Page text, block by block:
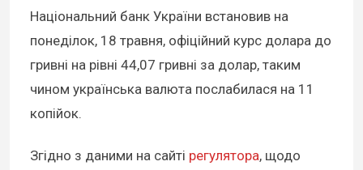
Національний банк України встановив на
понеділок, 18 травня, офіційний курс долара до
гривні на рівні 44,07 гривні за долар, таким
чином українська валюта послабилася на 11
копійок.
Згідно з даними на сайті регулятора, щодо